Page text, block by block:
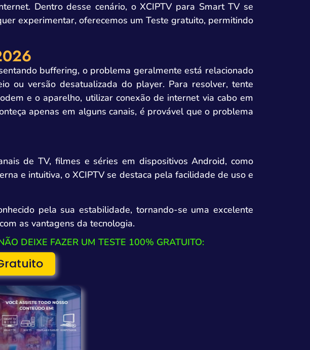
Dentro desse cenário, o XCIPTV para Smart TV se
experimentar, oferecemos um Teste gratuito, permitindo
buffering, o problema geralmente está relacionado
ou versão desatualizada do player. Para resolver, tente
e o aparelho, utilizar conexão de internet via cabo em
apenas em alguns canais, é provável que o problema
de TV, filmes e séries em dispositivos Android, como
e intuitiva, o XCIPTV se destaca pela facilidade de uso e
pela sua estabilidade, tornando-se uma excelente
as vantagens da tecnologia.
DEIXE FAZER UM TESTE 100% GRATUITO: